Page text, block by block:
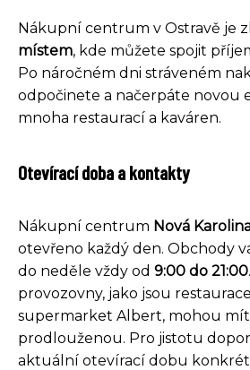
Nákupní centrum v Ostravě je
místem, kde můžete spojit
Po náročném dni stráveném
odpočinete a načerpáte novou
mnoha restaurací a kaváren.
Otevírací doba a kontakty
Nákupní centrum Nová
otevřeno každý den. Obchody
do neděle vždy od 9:00 do 21:00
provozovny, jako jsou
supermarket Albert, mohou
prodlouženou. Pro jistotu
aktuální otevírací dobu